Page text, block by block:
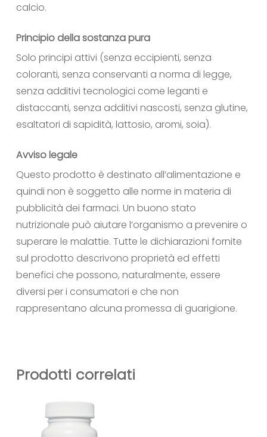
calcio.
Principio della sostanza pura
Solo principi attivi (senza eccipienti, senza
coloranti, senza conservanti a norma di legge,
senza additivi tecnologici come leganti e
distaccanti, senza additivi nascosti, senza glutine,
esaltatori di sapidità, lattosio, aromi, soia).
Avviso legale
Questo prodotto è destinato all‘alimentazione e
quindi non è soggetto alle norme in materia di
pubblicità dei farmaci. Un buono stato
nutrizionale può aiutare l‘organismo a prevenire o
superare le malattie. Tutte le dichiarazioni fornite
sul prodotto descrivono proprietà ed effetti
benefici che possono, naturalmente, essere
diversi per i consumatori e che non
rappresentano alcuna promessa di guarigione.
Prodotti correlati